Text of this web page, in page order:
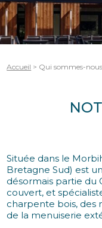
Accueil > Qui sommes-
Située dans le
Bretagne Sud) est
désormais partie du
couvert, et
charpente bois, des
de la menuiserie